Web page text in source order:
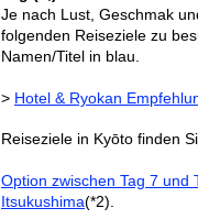
Je nach Lust, Geschmak
folgenden Reiseziele zu
Namen/Titel in blau.
> Hotel & Ryokan
Reiseziele in Kyōto finden
Option zwischen Tag 7 und
Itsukushima(*2).